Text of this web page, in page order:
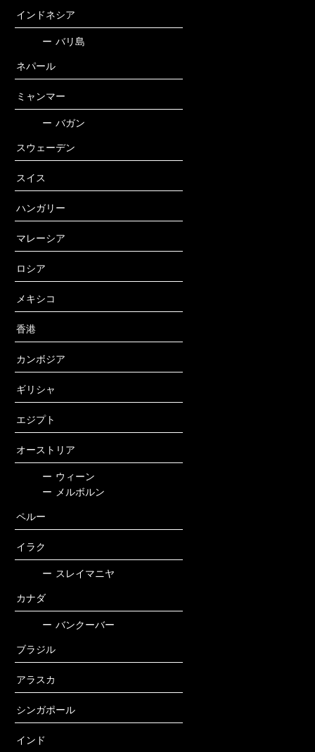
インドネシア
ー バリ島
ネパール
ミャンマー
ー バガン
スウェーデン
スイス
ハンガリー
マレーシア
ロシア
メキシコ
香港
カンボジア
ギリシャ
エジプト
オーストリア
ー ウィーン
ー
メルボルン
ペルー
イラク
ー スレイマニヤ
カナダ
ー バンクーバー
ブラジル
アラスカ
シンガポール
インド